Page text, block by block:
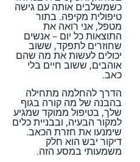
כשמשלבים אותה עם גישה
טיפולית מקיפה. בתור
מטפל, אני רואה את
התוצאות כל יום – אנשים
שחוזרים לתפקד, ששוב
יכולים לעשות את מה שהם
אוהבים, ששוב חיים בלי
כאב.
הדרך להחלמה מתחילה
בהבנה של מה קורה בגוף
שלך, בטיפול ממוקד שמגיע
למקור הבעיה, ובבניית כלים
שימנעו את חזרת הכאב.
דיקור יבש הוא חלק
משמעותי במסע הזה.